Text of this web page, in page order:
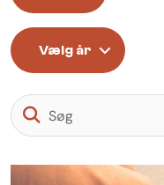
Vælg år